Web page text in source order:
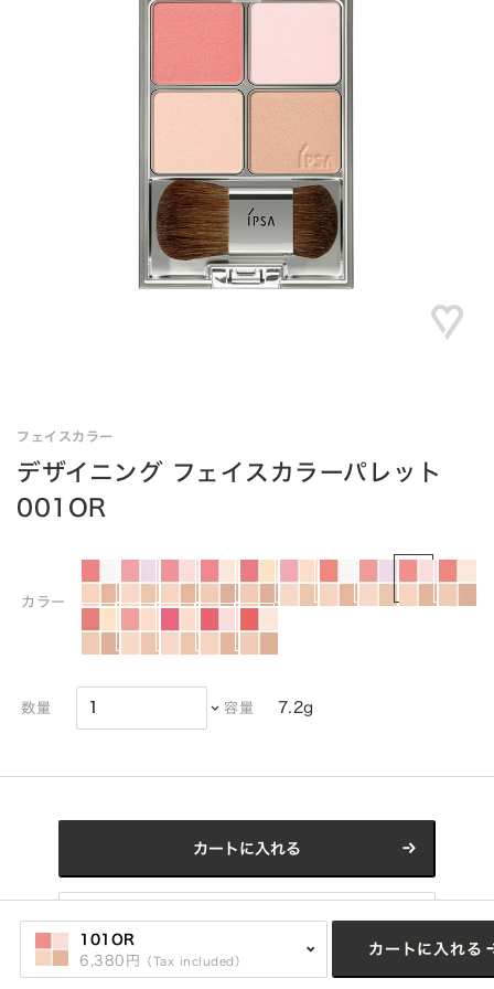
フェイスカラー
デザイニング フェイスカラーパレット
001OR
カラー
数量 容量 7.2g
カートに入れる
Click here for refill
101OR
6,380円
（Tax included）
カートに入れる